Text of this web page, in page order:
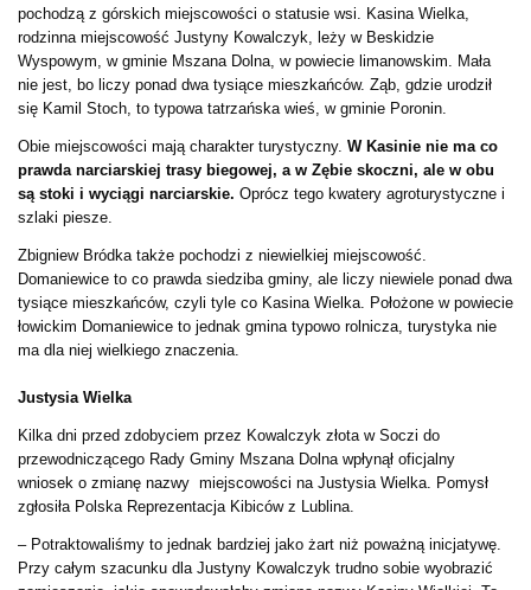
pochodzą z górskich miejscowości o statusie wsi. Kasina Wielka,
rodzinna miejscowość Justyny Kowalczyk, leży w Beskidzie
Wyspowym, w gminie Mszana Dolna, w powiecie limanowskim. Mała
nie jest, bo liczy ponad dwa tysiące mieszkańców. Ząb, gdzie urodził
się Kamil Stoch, to typowa tatrzańska wieś, w gminie Poronin.
Obie miejscowości mają charakter turystyczny. W Kasinie nie ma co
prawda narciarskiej trasy biegowej, a w Zębie skoczni, ale w obu
są stoki i wyciągi narciarskie. Oprócz tego kwatery agroturystyczne i
szlaki piesze.
Zbigniew Bródka także pochodzi z niewielkiej miejscowość.
Domaniewice to co prawda siedziba gminy, ale liczy niewiele ponad dwa
tysiące mieszkańców, czyli tyle co Kasina Wielka. Położone w powiecie
łowickim Domaniewice to jednak gmina typowo rolnicza, turystyka nie
ma dla niej wielkiego znaczenia.
Justysia Wielka
Kilka dni przed zdobyciem przez Kowalczyk złota w Soczi do
przewodniczącego Rady Gminy Mszana Dolna wpłynął oficjalny
wniosek o zmianę nazwy miejscowości na Justysia Wielka. Pomysł
zgłosiła Polska Reprezentacja Kibiców z Lublina.
– Potraktowaliśmy to jednak bardziej jako żart niż poważną inicjatywę.
Przy całym szacunku dla Justyny Kowalczyk trudno sobie wyobrazić